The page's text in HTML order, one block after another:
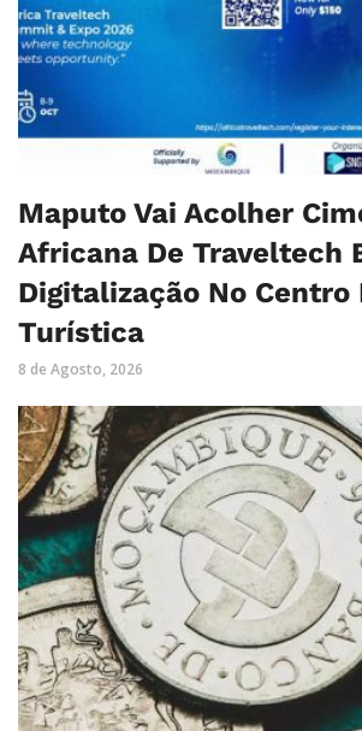
Maputo Vai Acolher
Africana De Traveltech
Digitalização No Centro
Turística
8 de Agosto, 2026